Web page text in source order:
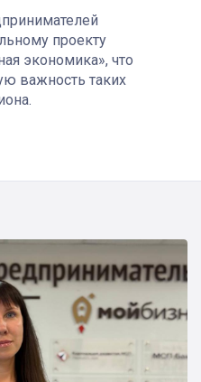
проекту
экономика», что
важность таких